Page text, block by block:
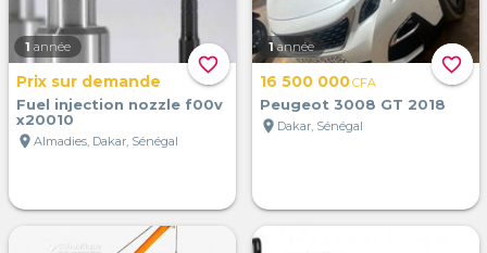
favorite_border
1 année
Prix sur demande
Fuel injection nozzle f00v
x20010
location_on Almadies, Dakar, Sénégal
favorite_border
1 année
16 500 000CFA
Peugeot 3008 GT 2018
location_on Dakar, Sénégal